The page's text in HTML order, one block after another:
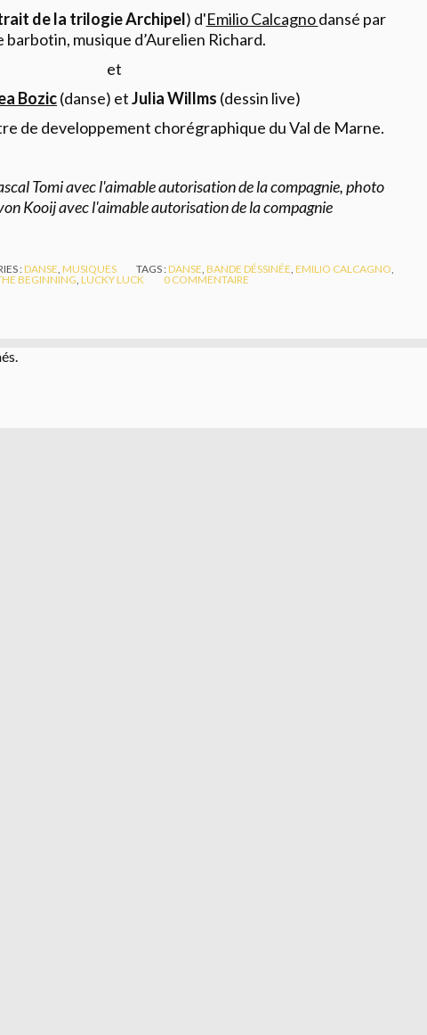
de la trilogie Archipel) d'Emilio Calcagnodansé par
barbotin, musique d’Aurelien Richard.
et
Bozic(danse) etJulia Willms (dessin live)
de developpement chorégraphique du Val de Marne.
Tomi avec l'aimable autorisation de la compagnie, photo
Kooij avec l'aimable autorisation de la compagnie
:DANSE ,MUSIQUES TAGS :DANSE ,BANDE DÉSSINÉE ,EMILIO CALCAGNO
BEGINNING LUCKY LUCK 0 COMMENTAIRE